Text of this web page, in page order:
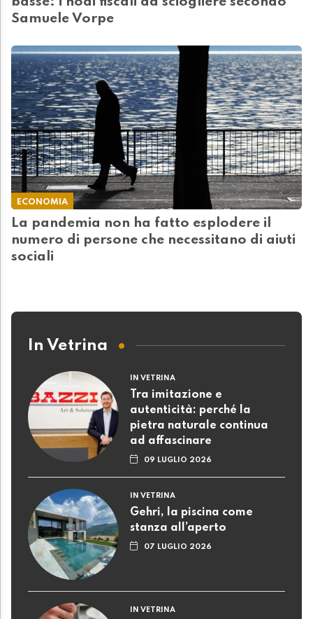
Samuele Vorpe
ECONOMIA
La pandemia non ha fatto esplodere il
numero di persone che necessitano di aiuti
sociali
In Vetrina
IN VETRINA
Tra imitazione e
autenticità: perché la
pietra naturale continua
ad affascinare
09 LUGLIO 2026
IN VETRINA
Gehri, la piscina come
stanza all’aperto
07 LUGLIO 2026
IN VETRINA